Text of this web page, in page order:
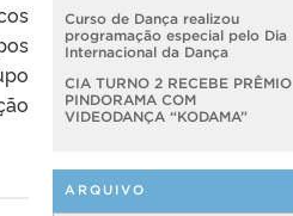
Curso de Dança realizou
programação especial pelo Dia
Internacional da Dança
CIA TURNO 2 RECEBE PRÊMIO
PINDORAMA COM
VIDEODANÇA “KODAMA”
ARQUIVO